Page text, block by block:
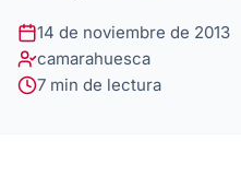
14 de noviembre de 2013
camarahuesca
7 min de lectura